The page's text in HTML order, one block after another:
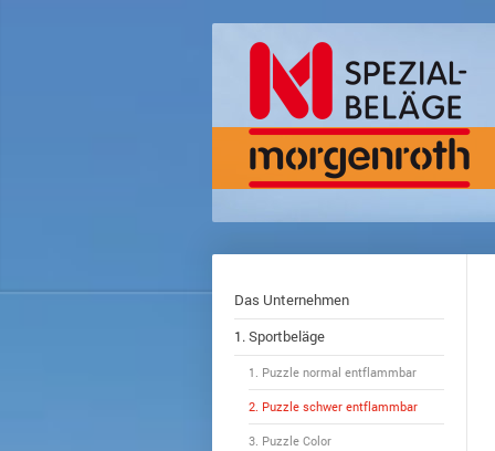
Das Unternehmen
1. Sportbeläge
1. Puzzle normal entflammbar
2. Puzzle schwer entflammbar
3. Puzzle Color